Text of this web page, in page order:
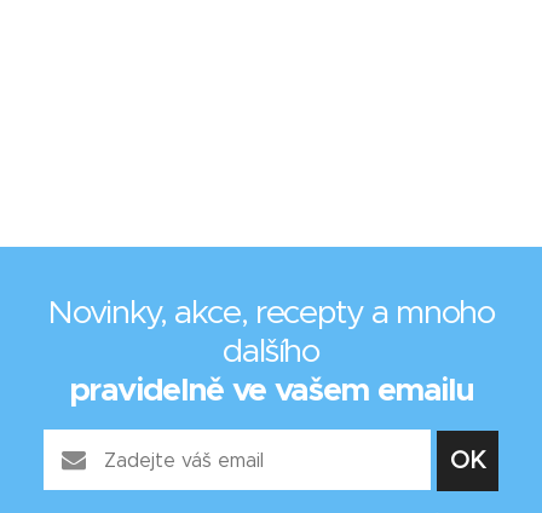
Novinky, akce, recepty a mnoho
dalšího
pravidelně ve vašem emailu